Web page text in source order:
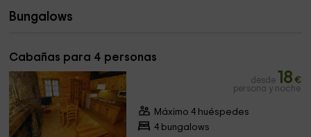
Bungalows
Cabañas para 4 personas
desde 18 €
persona y noche
Máximo 4 huéspedes
4 bungalows